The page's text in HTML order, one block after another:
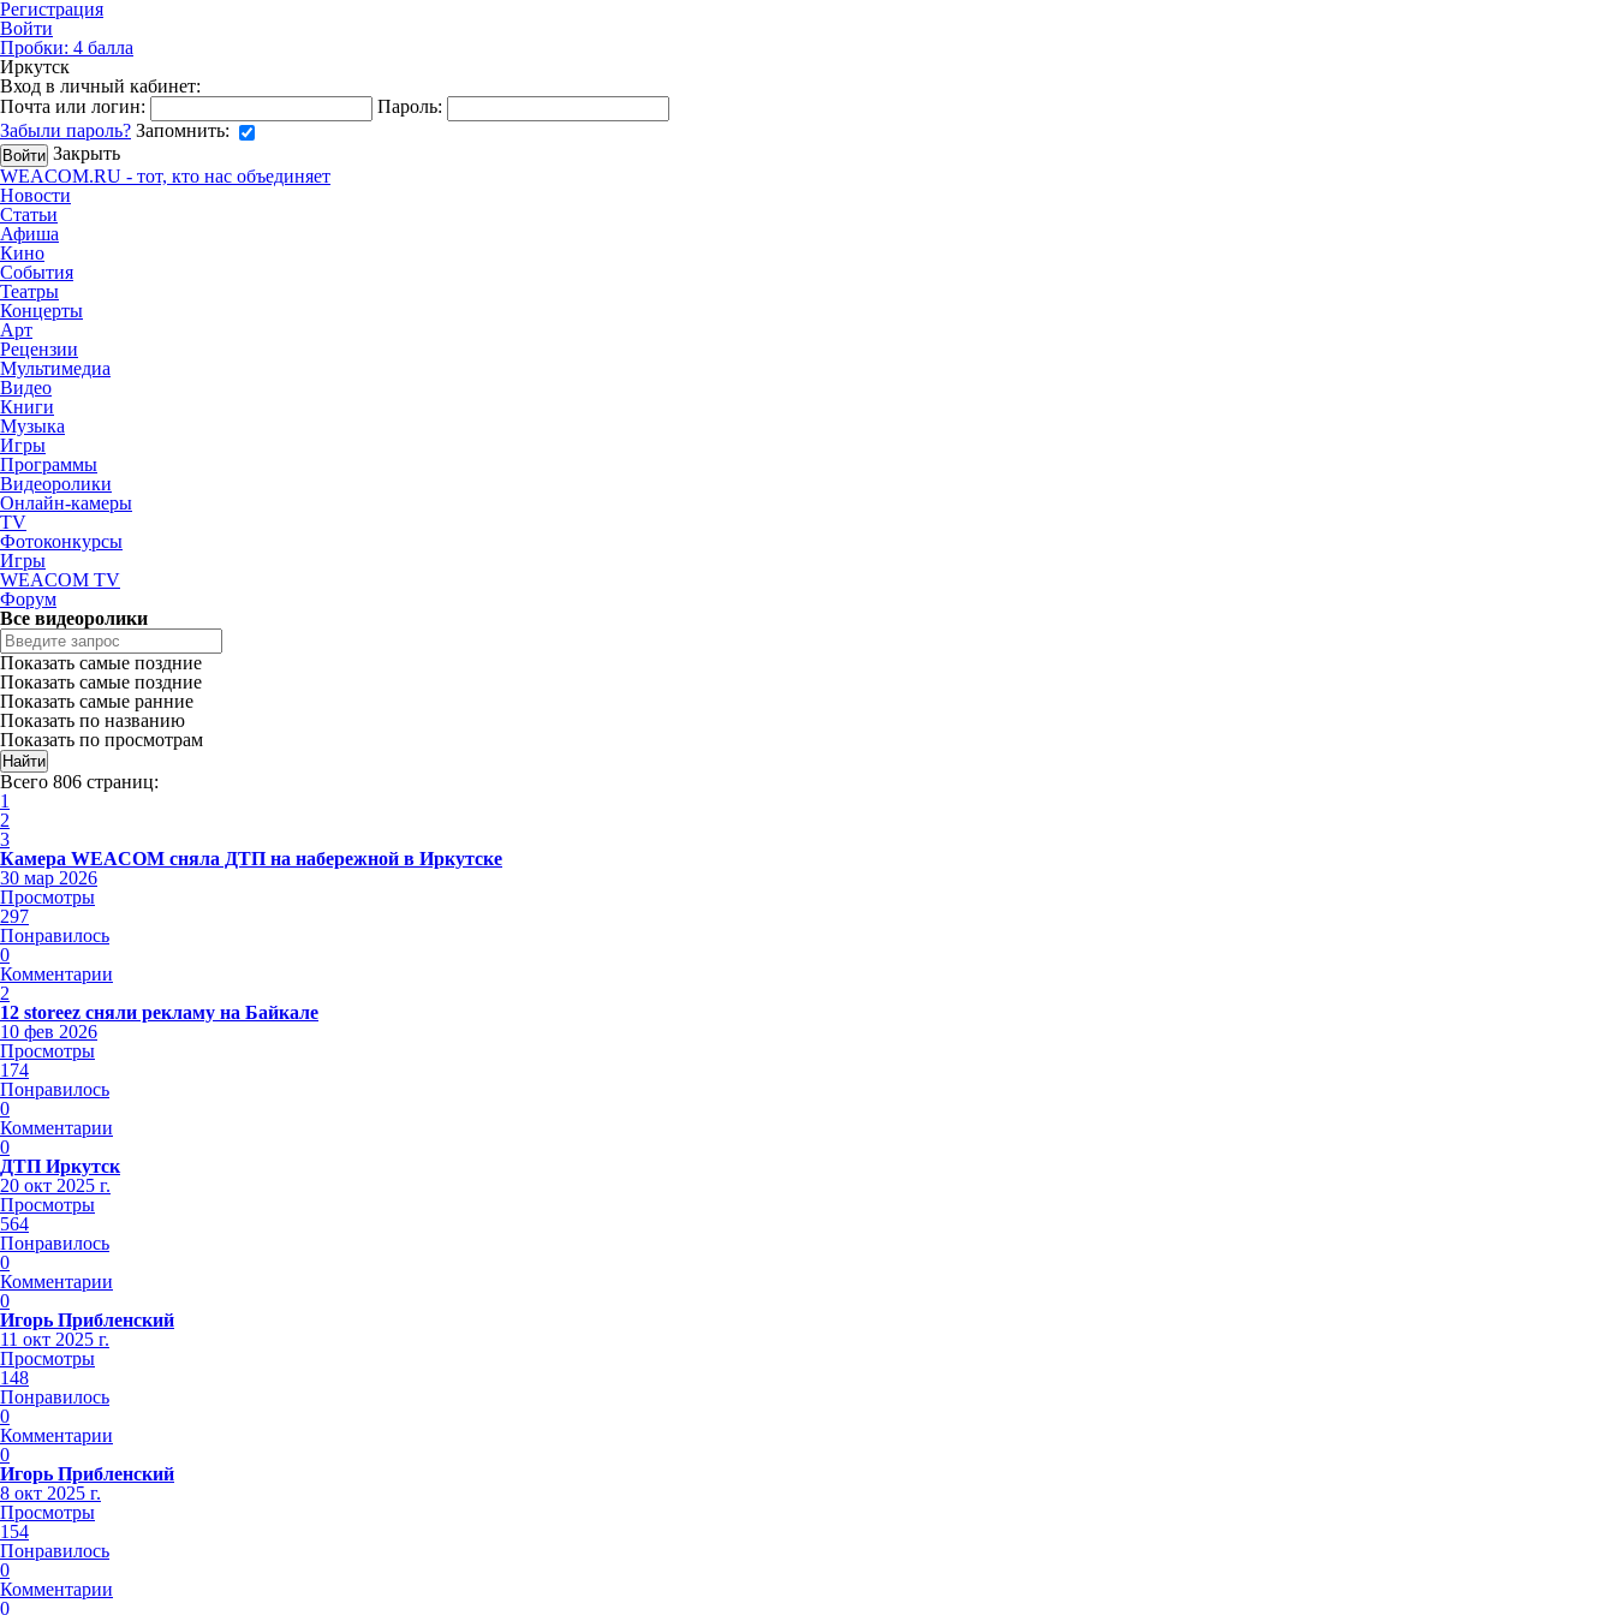
Регистрация
Войти
Пробки: 4 балла
Иркутск
Вход в личный кабинет:
Почта или логин:
Пароль:
Забыли пароль? Запомнить:
Закрыть
WEACOM.RU - тот, кто нас объединяет
Новости
Статьи
Афиша
Кино
События
Театры
Концерты
Арт
Рецензии
Мультимедиа
Видео
Книги
Музыка
Игры
Программы
Видеоролики
Онлайн-камеры
TV
Фотоконкурсы
Игры
WEACOM TV
Форум
Все видеоролики
Показать самые поздние
Показать самые поздние
Показать самые ранние
Показать по названию
Показать по просмотрам
Всего 806 страниц:
1
2
3
Камера WEACOM сняла ДТП на набережной в Иркутске
30 мар 2026
Просмотры
297
Понравилось
0
Комментарии
2
12 storeez сняли рекламу на Байкале
10 фев 2026
Просмотры
174
Понравилось
0
Комментарии
0
ДТП Иркутск
20 окт 2025 г.
Просмотры
564
Понравилось
0
Комментарии
0
Игорь Прибленский
11 окт 2025 г.
Просмотры
148
Понравилось
0
Комментарии
0
Игорь Прибленский
8 окт 2025 г.
Просмотры
154
Понравилось
0
Комментарии
0